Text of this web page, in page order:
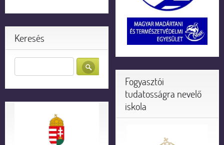
Keresés
Fogyasztói
tudatosságra nevelő
iskola